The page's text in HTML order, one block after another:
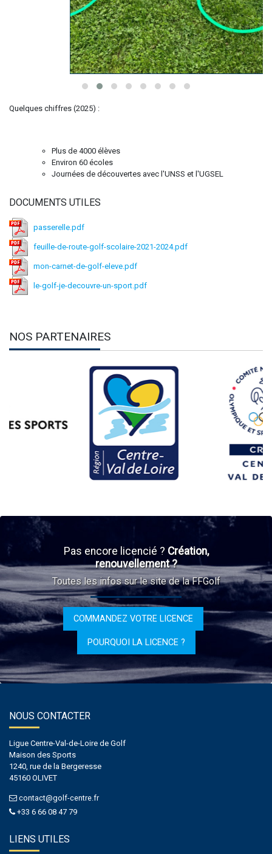
Quelques chiffres (2025) :
Plus de 4000 élèves
Environ 60 écoles
Journées de découvertes avec l'UNSS et l'UGSEL
DOCUMENTS UTILES
passerelle.pdf
feuille-de-route-golf-scolaire-2021-2024.pdf
mon-carnet-de-golf-eleve.pdf
le-golf-je-decouvre-un-sport.pdf
NOS PARTENAIRES
Pas encore licencié ? Création,
renouvellement ?
Toutes les infos sur le site de la FFGolf
COMMANDEZ VOTRE LICENCE
POURQUOI LA LICENCE ?
NOUS CONTACTER
Ligue Centre-Val-de-Loire de Golf
Maison des Sports
1240, rue de la Bergeresse
45160 OLIVET
contact@golf-centre.fr
+33 6 66 08 47 79
LIENS UTILES